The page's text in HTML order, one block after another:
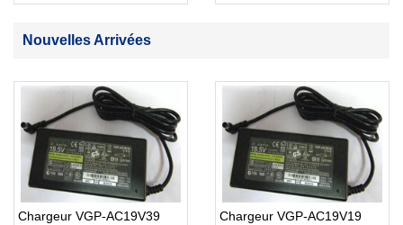
Nouvelles Arrivées
Chargeur VGP-AC19V39
Chargeur VGP-AC19V19